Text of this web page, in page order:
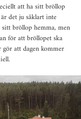
att ha sitt bröllop
det ju såklart inte
bröllop hemma, men
för att bröllopet ska
att dagen kommer